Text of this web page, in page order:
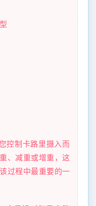
控制卡路里摄入而
、减重或增重，这
过程中最重要的一